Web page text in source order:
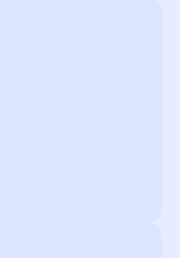
partage sont
me sont
me permettent
durable